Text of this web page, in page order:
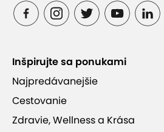
Inšpirujte sa ponukami
Najpredávanejšie
Cestovanie
Zdravie, Wellness a Krása